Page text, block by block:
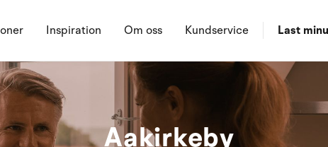
Inspiration Om oss Kundservice Last
Aakirkeby